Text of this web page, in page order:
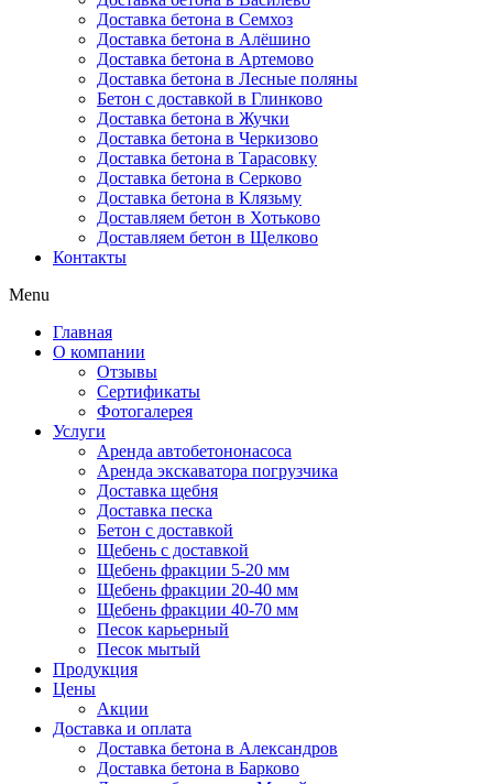
Доставка бетона в Семхоз
Доставка бетона в Алёшино
Доставка бетона в Артемово
Доставка бетона в Лесные поляны
Бетон с доставкой в Глинково
Доставка бетона в Жучки
Доставка бетона в Черкизово
Доставка бетона в Тарасовку
Доставка бетона в Серково
Доставка бетона в Клязьму
Доставляем бетон в Хотьково
Доставляем бетон в Щелково
Контакты
Menu
Главная
О компании
Отзывы
Сертификаты
Фотогалерея
Услуги
Аренда автобетононасоса
Аренда экскаватора погрузчика
Доставка щебня
Доставка песка
Бетон с доставкой
Щебень с доставкой
Щебень фракции 5-20 мм
Щебень фракции 20-40 мм
Щебень фракции 40-70 мм
Песок карьерный
Песок мытый
Продукция
Цены
Акции
Доставка и оплата
Доставка бетона в Александров
Доставка бетона в Барково